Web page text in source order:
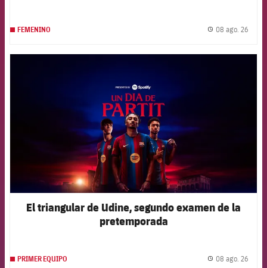
FEMENINO 08 ago. 26
El triangular de Udine, segundo examen de la
pretemporada
PRIMER EQUIPO 08 ago. 26